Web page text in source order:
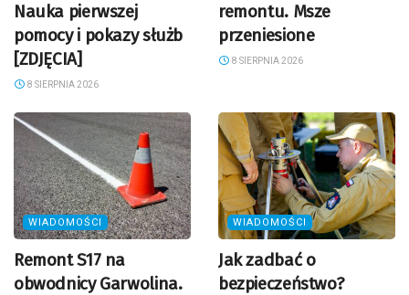
Nauka pierwszej
pomocy i pokazy służb
[ZDJĘCIA]
8 SIERPNIA 2026
remontu. Msze
przeniesione
8 SIERPNIA 2026
WIADOMOŚCI
Remont S17 na
obwodnicy Garwolina.
WIADOMOŚCI
Jak zadbać o
bezpieczeństwo?